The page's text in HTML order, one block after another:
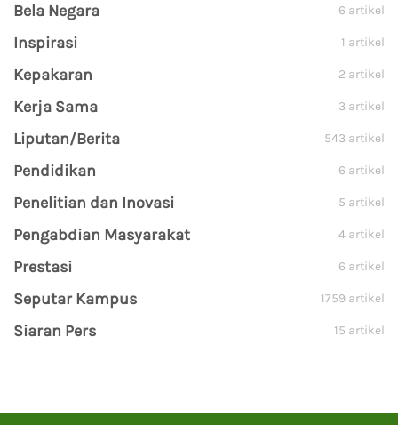
Bela Negara 6 artikel
Inspirasi 1 artikel
Kepakaran 2 artikel
Kerja Sama 3 artikel
Liputan/Berita 543 artikel
Pendidikan 6 artikel
Penelitian dan Inovasi 5 artikel
Pengabdian Masyarakat 4 artikel
Prestasi 6 artikel
Seputar Kampus 1759 artikel
Siaran Pers 15 artikel